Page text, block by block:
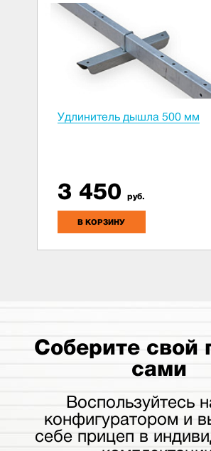
Удлинитель дышла 500 мм
3 450 руб.
В КОРЗИНУ
Соберите свой
сами
Воспользуйтесь
конфигуратором и
себе прицеп в